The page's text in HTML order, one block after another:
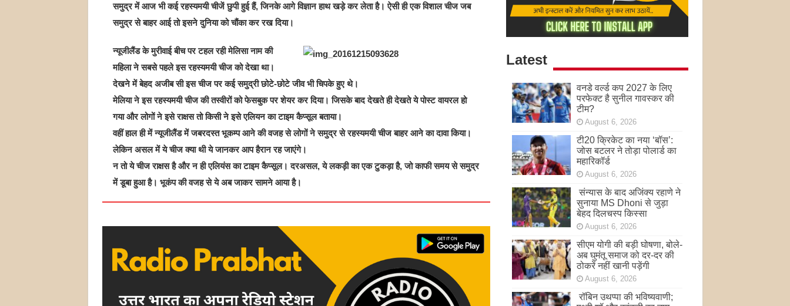
समुद्र में आज भी कई रहस्यमयी चीजें छुपी हुई हैं, जिनके आगे विज्ञान हाथ खड़े कर लेता है। ऐसी ही एक विशाल चीज जब
समुद्र से बाहर आई तो इसने दुनिया को चौंका कर रख दिया।
न्यूजीलैंड के मुरीवाई बीच पर टहल रही मेलिसा नाम की
महिला ने सबसे पहले इस रहस्यमयी चीज को देखा था।
देखने में बेहद अजीब सी इस चीज पर कई समुद्री छोटे-छोटे जीव भी चिपके हुए थे।
मेलिया ने इस रहस्यमयी चीज की तस्वीरों को फेसबुक पर शेयर कर दिया। जिसके बाद देखते ही देखते ये पोस्ट वायरल हो
गया और लोगों ने इसे राक्षस तो किसी ने इसे एलियन का टाइम कैप्सूल बताया।
वहीं हाल ही में न्यूजीलैंड में जबरदस्त भूकम्प आने की वजह से लोगों ने समुद्र से रहस्यमयी चीज बाहर आने का दावा किया।
लेकिन असल में ये चीज क्या थी ये जानकर आप हैरान रह जाएंगे।
न तो ये चीज राक्षस है और न ही एलियंस का टाइम कैप्सूल। दरअसल, ये लकड़ी का एक टुकड़ा है, जो काफी समय से समुद्र
में डूबा हुआ है। भूकंप की वजह से ये अब जाकर सामने आया है।
Latest
वनडे वर्ल्ड कप 2027 के लिए
परफेक्ट है सुनील गावस्कर की
टीम?
August 6, 2026
टी20 क्रिकेट का नया ‘बॉस’:
जोस बटलर ने तोड़ा पोलार्ड का
महारिकॉर्ड
August 6, 2026
संन्यास के बाद अजिंक्‍य रहाणे ने
सुनाया MS Dhoni से जुड़ा
बेहद दिलचस्प किस्सा
August 6, 2026
सीएम योगी की बड़ी घोषणा, बोले-
अब घुमंतू समाज को दर-दर की
ठोकरें नहीं खानी पड़ेंगी
August 6, 2026
रॉबिन उथप्पा की भविष्यवाणी;